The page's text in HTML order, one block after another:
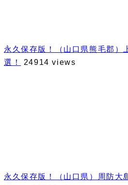
永久保存版！（山口県熊毛郡）
選！
24914 views
永久保存版！（山口県）周防大